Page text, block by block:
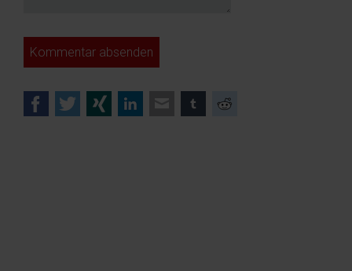
Kommentar absenden
FacebookTwitterXing LinkedInE-mail tumblr